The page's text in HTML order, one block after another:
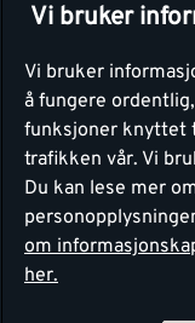
Vi bruker
Vi bruker
å fungere
funksjoner knyttet
trafikken vår. Vi
Du kan lese mer
om
her.